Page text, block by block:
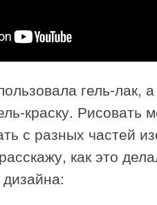
гель-лак,
краску. Рисовать
с разных частей
как это